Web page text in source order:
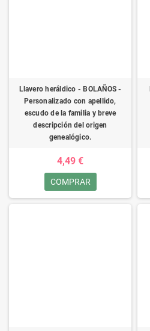
Llavero heráldico - BOLAÑOS -
Personalizado con apellido,
escudo de la familia y breve
descripción del origen
genealógico.
4,49 €
COMPRAR